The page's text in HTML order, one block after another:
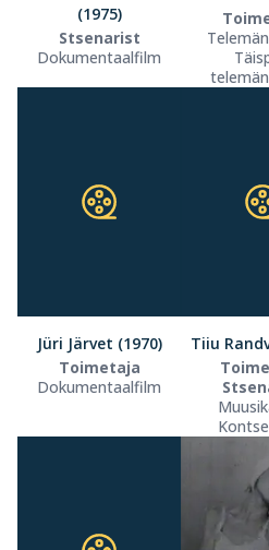
(1975)
Stsenarist
Dokumentaalfilm
Jüri Järvet (1970)
Toimetaja
Dokumentaalfilm
Tiiu